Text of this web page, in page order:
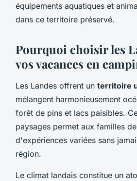
équipements aquatiques et
dans ce territoire préservé.
Pourquoi choisir les
vos vacances en
Les Landes offrent un territoire
mélangent harmonieusement
forêt de pins et lacs paisibles.
paysages permet aux familles
d'expériences variées sans
région.
Le climat landais constitue un